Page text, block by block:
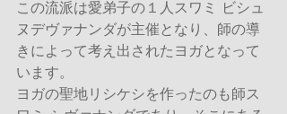
この流派は愛弟子の１人スワミ ビシュ
ヌデヴァナンダが主催となり、師の導
きによって考え出されたヨガとなって
います。
ヨガの聖地リシケシを作ったのも師ス